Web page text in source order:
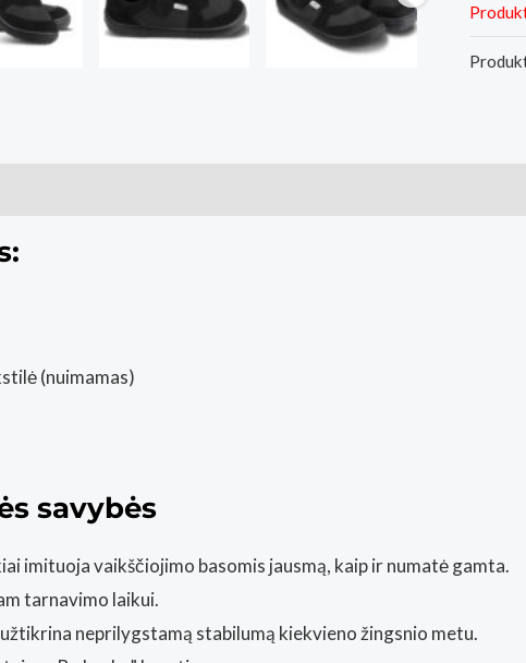
(nuimamas)
savybės
imituoja vaikščiojimo basomis jausmą, kaip ir numatė gamta.
tarnavimo laikui.
neprilygstamą stabilumą kiekvieno žingsnio metu.